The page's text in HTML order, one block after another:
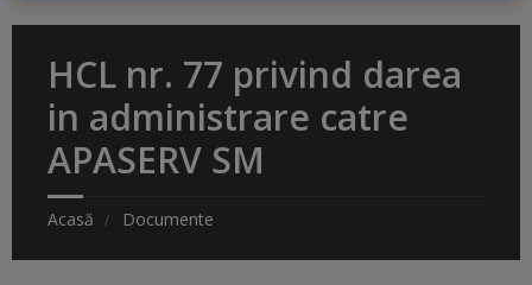
HCL nr. 77 privind darea
in administrare catre
APASERV SM
Acasă Documente